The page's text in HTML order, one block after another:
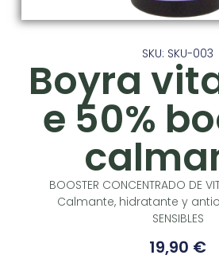
SKU: SKU-003
Boyra
e 50%
BOOSTER CONCENTRADO DE
Calmante, hidratante y
SENSIBLES
19,90 €